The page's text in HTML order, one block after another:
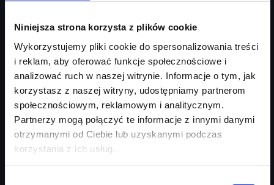
Niniejsza strona korzysta z plików cookie
Wykorzystujemy pliki cookie do spersonalizowania treści
i reklam, aby oferować funkcje społecznościowe i
analizować ruch w naszej witrynie. Informacje o tym, jak
korzystasz z naszej witryny, udostępniamy partnerom
społecznościowym, reklamowym i analitycznym.
Partnerzy mogą połączyć te informacje z innymi danymi
otrzymanymi od Ciebie lub uzyskanymi podczas
korzystania z ich usług.
Zapytaj o ofertę Szczegóły